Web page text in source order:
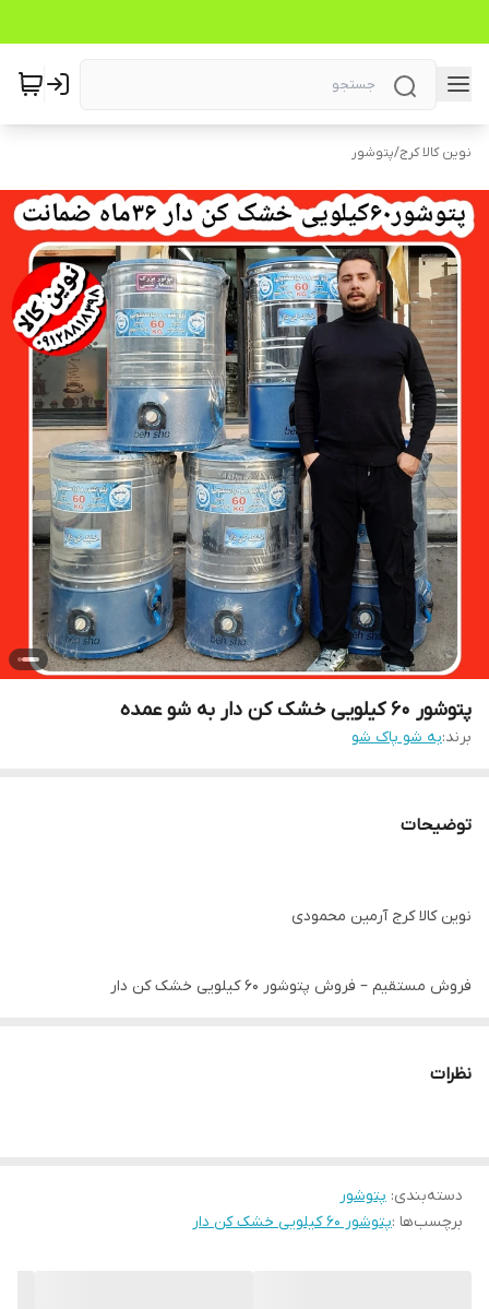
نوین کالا کرج/پتوشور
پتوشور 60 کیلویی خشک کن دار به شو عمده
برند:به شو پاک شو
توضیحات
نوین کالا کرج آرمین محمودی
فروش مستقیم – فروش پتوشور ۶۰ کیلویی خشک کن دار
✔موتور بزرگ
✔️ ارسال فوری از کارخانه
نظرات
دسته‌بندی: پتوشور
برچسب‌ها :پتوشور ۶۰ کیلویی خشک کن دار